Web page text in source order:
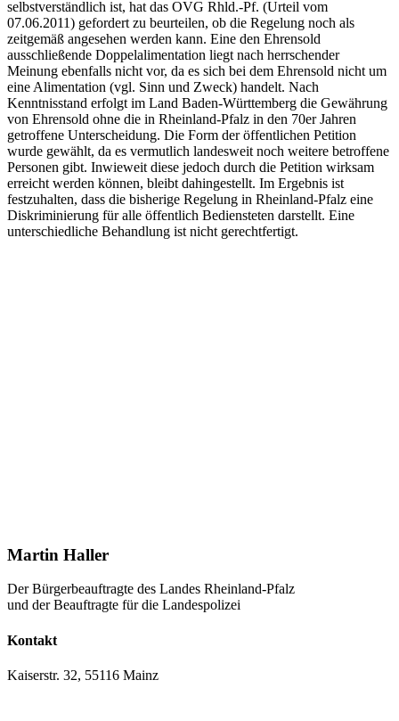
selbstverständlich ist, hat das OVG Rhld.-Pf. (Urteil vom
07.06.2011) gefordert zu beurteilen, ob die Regelung noch als
zeitgemäß angesehen werden kann. Eine den Ehrensold
ausschließende Doppelalimentation liegt nach herrschender
Meinung ebenfalls nicht vor, da es sich bei dem Ehrensold nicht um
eine Alimentation (vgl. Sinn und Zweck) handelt. Nach
Kenntnisstand erfolgt im Land Baden-Württemberg die Gewährung
von Ehrensold ohne die in Rheinland-Pfalz in den 70er Jahren
getroffene Unterscheidung. Die Form der öffentlichen Petition
wurde gewählt, da es vermutlich landesweit noch weitere betroffene
Personen gibt. Inwieweit diese jedoch durch die Petition wirksam
erreicht werden können, bleibt dahingestellt. Im Ergebnis ist
festzuhalten, dass die bisherige Regelung in Rheinland-Pfalz eine
Diskriminierung für alle öffentlich Bediensteten darstellt. Eine
unterschiedliche Behandlung ist nicht gerechtfertigt.
Martin Haller
Der Bürgerbeauftragte des Landes Rheinland-Pfalz
und der Beauftragte für die Landespolizei
Kontakt
Kaiserstr. 32, 55116 Mainz